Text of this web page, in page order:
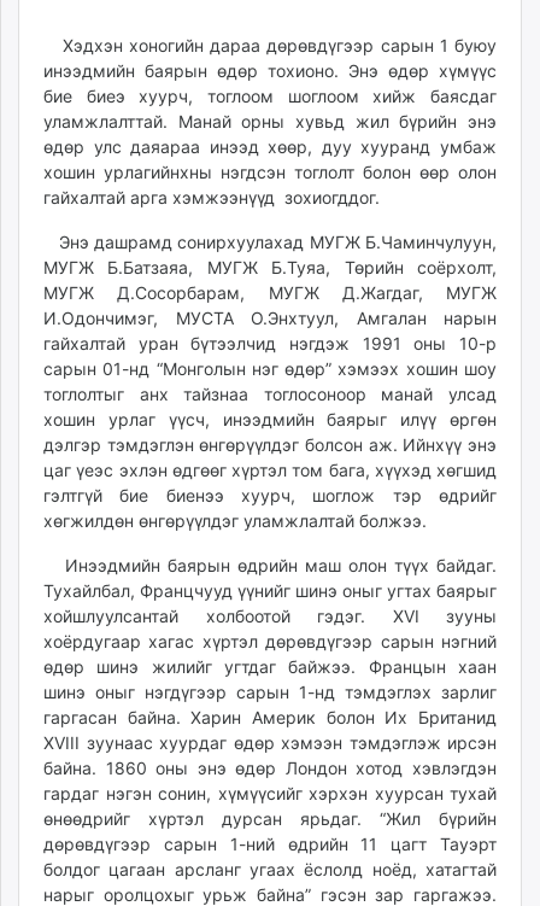
Baabar.mn
tovch.mn
ikon.mn
mnb.mn
Livetv.mn
Eguur.mn
shuud.mn
eagle.mn
ergelt.mn
zarig.mn
today.mn
mminfo.mn
ugluu.mn
urlag.mn
unen.mn
asu.mn
shudarga.mn
shuurhai.mn
unuudur.mn
isee.mn
mglradio.com
fact.mn
itoim.mn
tumen.mn
shuum.mn
times.mn
tvmongolia.mn
18:52:21
12:23:12
Хэдхэн хоногийн дараа дөрөвдүгээр сарын 1 буюу
инээдмийн баярын өдөр тохионо. Энэ өдөр хүмүүс
бие биеэ хуурч, тоглоом шоглоом хийж баясдаг
уламжлалттай. Манай орны хувьд жил бүрийн энэ
өдөр улс даяараа инээд хөөр, дуу хууранд умбаж
хошин урлагийнхны нэгдсэн тоглолт болон өөр олон
гайхалтай арга хэмжээнүүд зохиогддог.
Энэ дашрамд сонирхуулахад МУГЖ Б.Чаминчулуун,
МУГЖ Б.Батзаяа, МУГЖ Б.Туяа, Төрийн соёрхолт,
МУГЖ Д.Сосорбарам, МУГЖ Д.Жагдаг, МУГЖ
И.Одончимэг, МУСТА О.Энхтуул, Амгалан нарын
гайхалтай уран бүтээлчид нэгдэж 1991 оны 10-р
сарын 01-нд “Монголын нэг өдөр” хэмээх хошин шоу
тоглолтыг анх тайзнаа тоглосоноор манай улсад
хошин урлаг үүсч, инээдмийн баярыг илүү өргөн
дэлгэр тэмдэглэн өнгөрүүлдэг болсон аж. Ийнхүү энэ
цаг үеэс эхлэн өдгөөг хүртэл том бага, хүүхэд хөгшид
гэлтгүй бие биенээ хуурч, шоглож тэр өдрийг
хөгжилдөн өнгөрүүлдэг уламжлалтай болжээ.
Инээдмийн баярын өдрийн маш олон түүх байдаг.
Тухайлбал, Францчууд үүнийг шинэ оныг угтах баярыг
хойшлуулсантай холбоотой гэдэг. XVI зууны
хоёрдугаар хагас хүртэл дөрөвдүгээр сарын нэгний
өдөр шинэ жилийг угтдаг байжээ. Францын хаан
шинэ оныг нэгдүгээр сарын 1-нд тэмдэглэх зарлиг
гаргасан байна. Харин Америк болон Их Британид
XVIII зуунаас хуурдаг өдөр хэмээн тэмдэглэж ирсэн
байна. 1860 оны энэ өдөр Лондон хотод хэвлэгдэн
гардаг нэгэн сонин, хүмүүсийг хэрхэн хуурсан тухай
өнөөдрийг хүртэл дурсан ярьдаг. “Жил бүрийн
дөрөвдүгээр сарын 1-ний өдрийн 11 цагт Тауэрт
болдог цагаан арсланг угаах ёслолд ноёд, хатагтай
нарыг оролцохыг урьж байна” гэсэн зар гаргажээ.